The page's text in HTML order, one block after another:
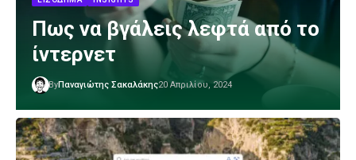
Πως να βγάλεις λεφτά από το
ίντερνετ
ByΠαναγιώτης Σακαλάκης20 Απριλίου, 2024